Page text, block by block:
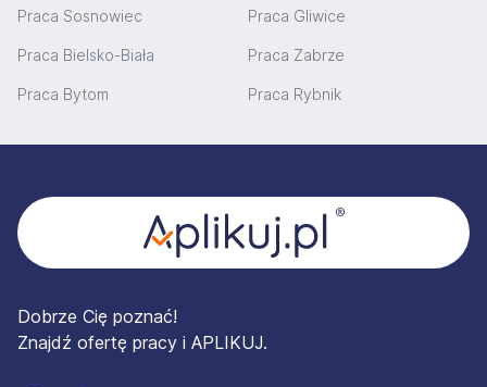
Praca Sosnowiec Praca Gliwice
Praca Bielsko-Biała Praca Zabrze
Praca Bytom Praca Rybnik
Dobrze Cię poznać!
Znajdź ofertę pracy i APLIKUJ.